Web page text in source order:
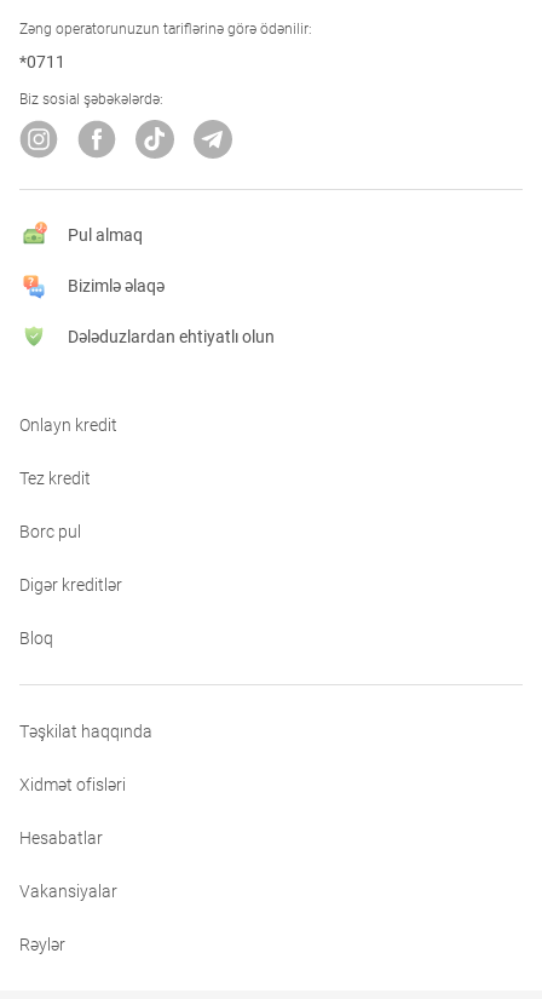
Onlayn kredit
Tez kredit
Borc pul
Digər kreditlər
Bloq
Təşkilat haqqında
Xidmət ofisləri
Hesabatlar
Vakansiyalar
Rəylər
Zəng operatorunuzun tariflərinə görə ödənilir:
*0711
Biz sosial şəbəkələrdə:
Pul almaq
Bizimlə əlaqə
Dələduzlardan ehtiyatlı olun